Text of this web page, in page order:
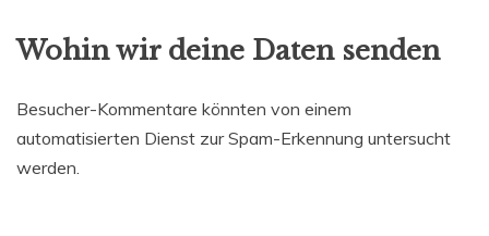
Wohin wir deine Daten senden
Besucher-Kommentare könnten von einem
automatisierten Dienst zur Spam-Erkennung untersucht
werden.